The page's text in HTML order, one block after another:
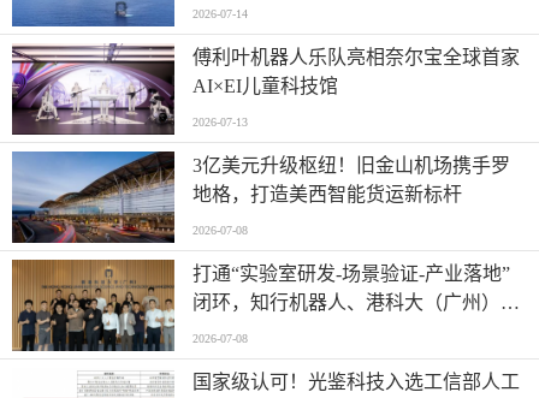
2026-07-14
傅利叶机器人乐队亮相奈尔宝全球首家
AI×EI儿童科技馆
2026-07-13
​3亿美元升级枢纽！旧金山机场携手罗
地格，打造美西智能货运新标杆
2026-07-08
打通“实验室研发-场景验证-产业落地”
闭环，知行机器人、港科大（广州）、
北京粤电三方联合解锁城市服务机器人
规模化应用
2026-07-08
国家级认可！光鉴科技入选工信部人工